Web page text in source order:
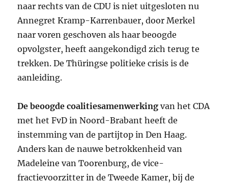
naar rechts van deCDU is niet uitgesloten nu
Annegret Kramp-Karrenbauer, door Merkel
naar voren geschoven als haar beoogde
opvolgster, heeft aangekondigd zich terug te
trekken. De Thüringse politieke crisis is de
aanleiding.
De beoogde coalitiesamenwerking van hetCDA
met het FvD in Noord-Brabant heeft de
instemming van de partijtop in Den Haag.
Anders kan de nauwe betrokkenheid van
Madeleine van Toorenburg, de vice-
fractievoorzitter in de Tweede Kamer, bij de